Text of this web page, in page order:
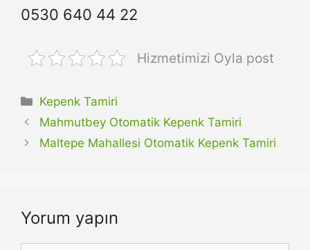
0530 640 44 22
Hizmetimizi Oyla post
Kategoriler
Kepenk Tamiri
Mahmutbey Otomatik Kepenk Tamiri
Maltepe Mahallesi Otomatik Kepenk Tamiri
Yorum yapın